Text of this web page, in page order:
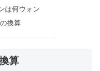
は何ウォン
換算
算